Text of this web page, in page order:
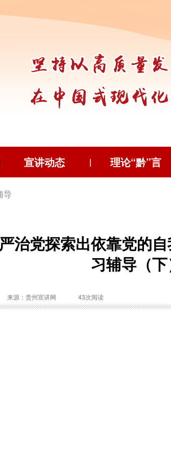
宣讲动态 | 理论“黔”言
导
治党探索出依靠党的
习辅导（下
来源：贵州宣讲网 43次阅读